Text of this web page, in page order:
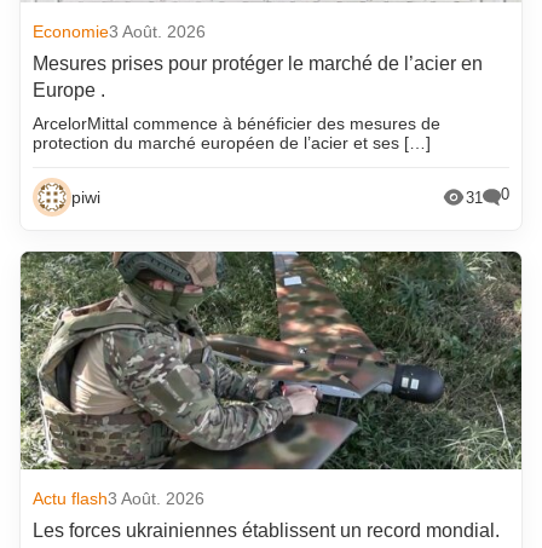
Economie3 Août. 2026
Mesures prises pour protéger le marché de l’acier en
Europe .
ArcelorMittal commence à bénéficier des mesures de
protection du marché européen de l’acier et ses […]
piwi 31 0
Actu flash3 Août. 2026
Les forces ukrainiennes établissent un record mondial.